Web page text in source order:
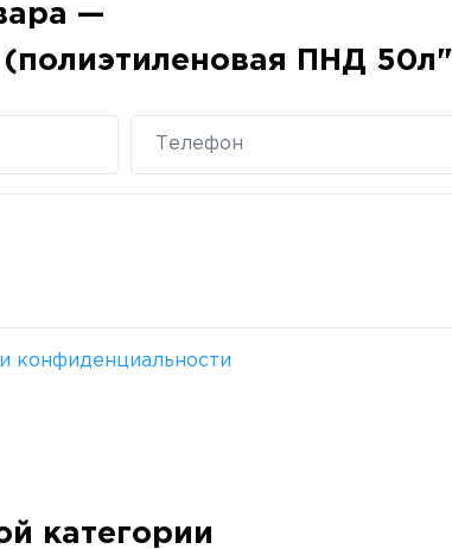
—
ПНД 50л"
конфиденциальности
категории